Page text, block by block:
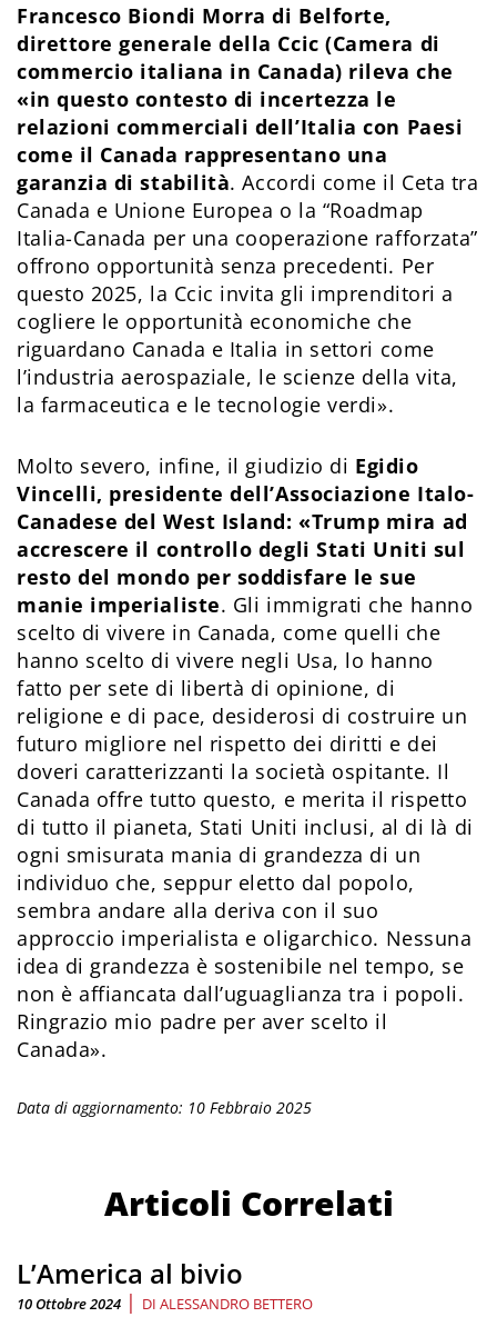
Francesco Biondi Morra di Belforte,
direttore generale della Ccic (Camera di
commercio italiana in Canada) rileva che
«in questo contesto di incertezza le
relazioni commerciali dell’Italia con Paesi
come il Canada rappresentano una
garanzia di stabilità. Accordi come il Ceta tra
Canada e Unione Europea o la “Roadmap
Italia-Canada per una cooperazione rafforzata”
offrono opportunità senza precedenti. Per
questo 2025, la Ccic invita gli imprenditori a
cogliere le opportunità economiche che
riguardano Canada e Italia in settori come
l’industria aerospaziale, le scienze della vita,
la farmaceutica e le tecnologie verdi».
Molto severo, infine, il giudizio di Egidio
Vincelli, presidente dell’Associazione Italo-
Canadese del West Island: «Trump mira ad
accrescere il controllo degli Stati Uniti sul
resto del mondo per soddisfare le sue
manie imperialiste. Gli immigrati che hanno
scelto di vivere in Canada, come quelli che
hanno scelto di vivere negli Usa, lo hanno
fatto per sete di libertà di opinione, di
religione e di pace, desiderosi di costruire un
futuro migliore nel rispetto dei diritti e dei
doveri caratterizzanti la società ospitante. Il
Canada offre tutto questo, e merita il rispetto
di tutto il pianeta, Stati Uniti inclusi, al di là di
ogni smisurata mania di grandezza di un
individuo che, seppur eletto dal popolo,
sembra andare alla deriva con il suo
approccio imperialista e oligarchico. Nessuna
idea di grandezza è sostenibile nel tempo, se
non è affiancata dall’uguaglianza tra i popoli.
Ringrazio mio padre per aver scelto il
Canada».
Data di aggiornamento: 10 Febbraio 2025
Articoli Correlati
L’America al bivio
10 Ottobre 2024 | DI ALESSANDRO BETTERO